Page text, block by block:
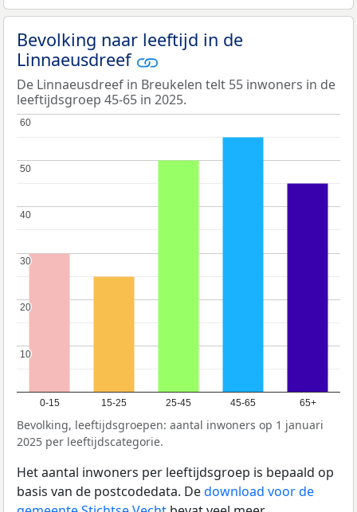
Bevolking naar leeftijd in de
Linnaeusdreef
De Linnaeusdreef in Breukelen telt 55 inwoners in de
leeftijdsgroep 45-65 in 2025.
0-15 15-25 25-45 45-65 65+
10
10
20
20
30
30
40
40
50
50
60
60
Bevolking, leeftijdsgroepen: aantal inwoners op 1 januari
2025 per leeftijdscategorie.
Het aantal inwoners per leeftijdsgroep is bepaald op
basis van de postcodedata. Dedownload voor de